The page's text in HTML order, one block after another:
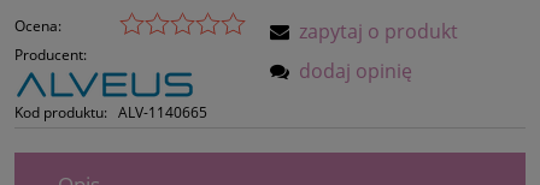
Ocena:
Producent:
Kod produktu: ALV-1140665
zapytaj o produkt
dodaj opinię